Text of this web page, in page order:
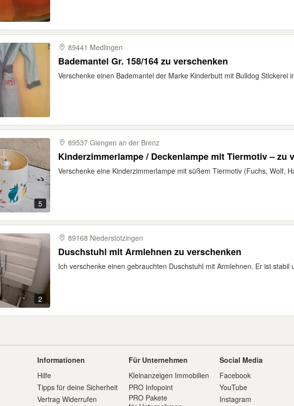
89441 Medlingen
Bademantel Gr. 158/164 zu verschenken
Verschenke einen Bademantel der Marke Kinderbutt mit Bulldog Stickerei
5
89537 Giengen an der Brenz
Kinderzimmerlampe / Deckenlampe mit Tiermotiv – zu
Verschenke eine Kinderzimmerlampe mit süßem Tiermotiv (Fuchs, Wolf,
2
89168 Niederstotzingen
Duschstuhl mit Armlehnen zu verschenken
Ich verschenke einen gebrauchten Duschstuhl mit Armlehnen. Er ist stabil
Informationen
Hilfe
Tipps für deine Sicherheit
Vertrag Widerrufen
Für Unternehmen
Kleinanzeigen Immobilien
PRO Infopoint
PRO Pakete
Social Media
Facebook
YouTube
Instagram